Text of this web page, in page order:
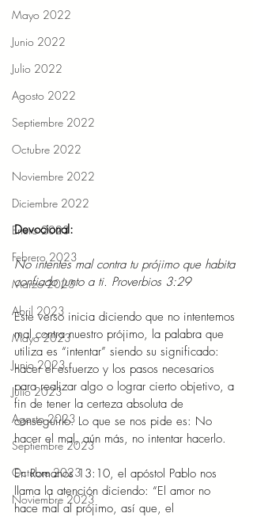
Mayo 2022
Junio 2022
Julio 2022
Agosto 2022
Septiembre 2022
Octubre 2022
Noviembre 2022
Diciembre 2022
Enero 2023
Febrero 2023
Marzo 2023
Abril 2023
Mayo 2023
Junio 2023
Julio 2023
Agosto 2023
Septiembre 2023
Octubre 2023
Noviembre 2023
Devocional:
No intentes mal contra tu prójimo que habita
confiado junto a ti. Proverbios 3:29
Este verso inicia diciendo que no intentemos
mal contra nuestro prójimo, la palabra que
utiliza es “intentar” siendo su significado:
hacer el esfuerzo y los pasos necesarios
para realizar algo o lograr cierto objetivo, a
fin de tener la certeza absoluta de
conseguirlo. Lo que se nos pide es: No
hacer el mal, aún más, no intentar hacerlo.
En Romanos 13:10, el apóstol Pablo nos
llama la atención diciendo: “El amor no
hace mal al prójimo, así que, el